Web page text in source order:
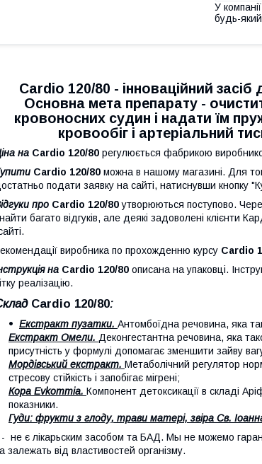
У
будь-
Cardio 120/80 - інноваційний засіб
Основна мета препарату -
кровоносних судин і надати їм
кровообіг і артеріальний
на Cardio 120/80 регулюється фабрикою
Cardio 120/80 можна в нашому магазині. Для
подати заявку на сайті, натиснувши кнопку
про Cardio 120/80утворюються поступово.
багато відгуків, але деякі задоволені клієнти
виробника по прохожденню курсу Cardio
на Cardio 120/80 описана на упаковці.
реалізацію.
Cardio 120/80:
Екстракт пузатки. Антомбоїдна речовина, яка
Екстракт Омели. Деконгестантна речовина, яка
присутність у формулі допомагає зменшити зайву
Мордівський екстракт. Метаболічний регулятор
стресову стійкість і запобігає мігрені;
Кора Evkommia. Компонент детоксикації в складі
показники.
Гуди: фрукти з глоду, трави матері, звіра Св.
не є лікарьским засобом та БАД. Мы не можемо
залежать від властивостей організму.